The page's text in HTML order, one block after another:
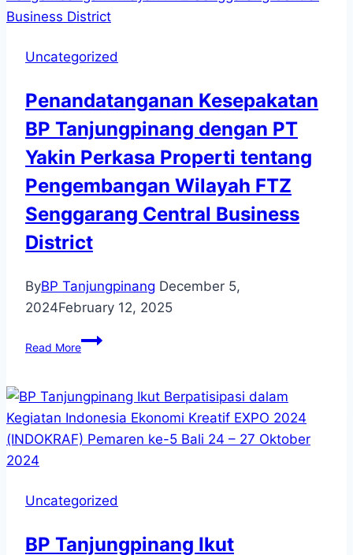
Tema
Kebijakan
Perdagangan
Negeri
Kawasan
Perdagangan
Bebas
an
Bebas
Bintan
Tanjungpinang”
Uncategorized
Penandatanganan Kesepakatan
BP Tanjungpinang dengan PT
Yakin Perkasa Properti tentang
Pengembangan Wilayah FTZ
Senggarang Central Business
District
ByBP Tanjungpinang December 5,
2024February 12, 2025
Read More
Penandatanganan
Kesepakatan
Tanjungpinang
dengan
PT
Yakin
tentang
Pengembangan
FTZ
Uncategorized
BP Tanjungpinang Ikut